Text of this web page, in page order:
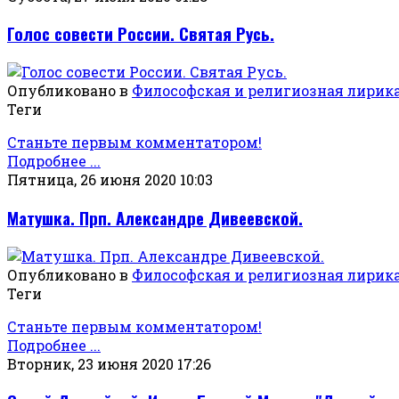
Голос совести России. Святая Русь.
Опубликовано в Философская и религиозная
Теги
Станьте первым комментатором!
Подробнее ...
Пятница, 26 июня 2020 10:03
Матушка. Прп. Александре Дивеевской.
Опубликовано в Философская и религиозная
Теги
Станьте первым комментатором!
Подробнее ...
Вторник, 23 июня 2020 17:26